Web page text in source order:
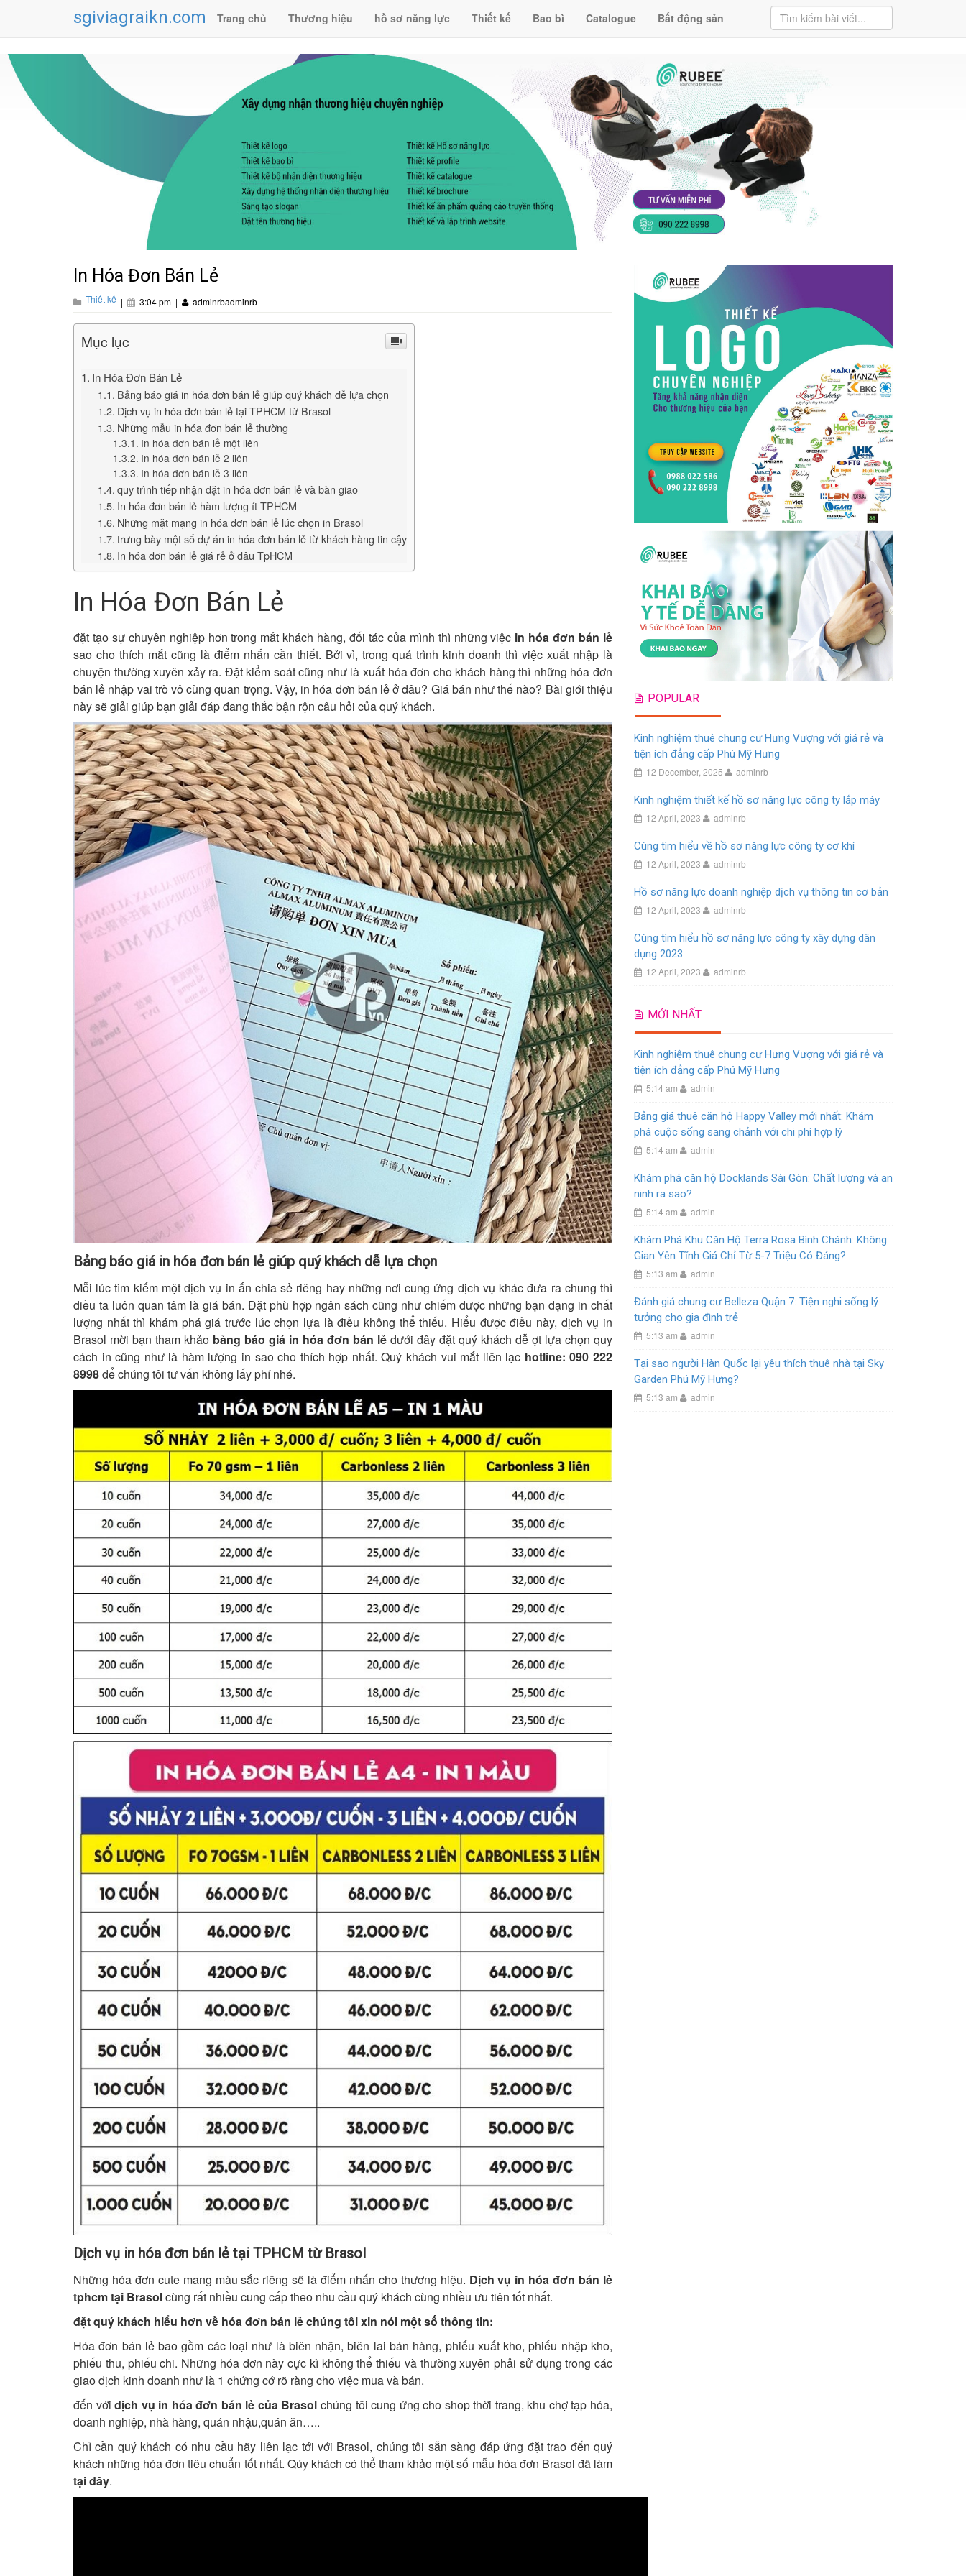
sgiviagraikn.com Trang chủ Thương hiệu hồ sơ năng lực Thiết kế Bao bì Catalogue Bất động sản
In Hóa Đơn Bán Lẻ
Thiết kế | 3:04 pm | adminrbadminrb
Mục lục
In Hóa Đơn Bán Lẻ
Bảng báo giá in hóa đơn bán lẻ giúp quý khách dễ lựa chọn
Dịch vụ in hóa đơn bán lẻ tại TPHCM từ Brasol
Những mẫu in hóa đơn bán lẻ thường
In hóa đơn bán lẻ một liên
In hóa đơn bán lẻ 2 liên
In hóa đơn bán lẻ 3 liên
quy trình tiếp nhận đặt in hóa đơn bán lẻ và bàn giao
In hóa đơn bán lẻ hàm lượng ít TPHCM
Những mặt mạng in hóa đơn bán lẻ lúc chọn in Brasol
trưng bày một số dự án in hóa đơn bán lẻ từ khách hàng tin cậy
In hóa đơn bán lẻ giá rẻ ở đâu TpHCM
In Hóa Đơn Bán Lẻ
đặt tạo sự chuyên nghiệp hơn trong mắt khách hàng, đối tác của mình thì những việc in hóa đơn bán lẻ
sao cho thích mắt cũng là điểm nhấn cần thiết. Bởi vì, trong quá trình kinh doanh thì việc xuất nhập là
chuyện thường xuyên xảy ra. Đặt kiểm soát cũng như là xuất hóa đơn cho khách hàng thì những hóa đơn
bán lẻ nhập vai trò vô cùng quan trọng. Vậy, in hóa đơn bán lẻ ở đâu? Giá bán như thế nào? Bài giới thiệu
này sẽ giải giúp bạn giải đáp đang thắc bận rộn câu hỏi của quý khách.
Bảng báo giá in hóa đơn bán lẻ giúp quý khách dễ lựa chọn
Mỗi lúc tìm kiếm một dịch vụ in ấn chia sẻ riêng hay những nơi cung ứng dịch vụ khác đưa ra chung thì
điều ta luôn quan tâm là giá bán. Đặt phù hợp ngân sách cũng như chiếm được những bạn dạng in chất
lượng nhất thì khám phá giá trước lúc chọn lựa là điều không thể thiếu. Hiểu được điều này, dịch vụ in
Brasol mời bạn tham khảo bảng báo giá in hóa đơn bán lẻ dưới đây đặt quý khách dễ ợt lựa chọn quy
cách in cũng như là hàm lượng in sao cho thích hợp nhất. Quý khách vui mắt liên lạc hotline: 090 222
8998để chúng tôi tư vấn không lấy phí nhé.
Dịch vụ in hóa đơn bán lẻ tại TPHCM từ Brasol
Những hóa đơn cute mang màu sắc riêng sẽ là điểm nhấn cho thương hiệu. Dịch vụ in hóa đơn bán lẻ
tphcm tại Brasolcùng rất nhiều cung cấp theo nhu cầu quý khách cùng nhiều ưu tiên tốt nhất.
đặt quý khách hiểu hơn về hóa đơn bán lẻ chúng tôi xin nói một số thông tin:
Hóa đơn bán lẻ bao gồm các loại như là biên nhận, biên lai bán hàng, phiếu xuất kho, phiếu nhập kho,
phiếu thu, phiếu chi. Những hóa đơn này cực kì không thể thiếu và thường xuyên phải sử dụng trong các
giao dịch kinh doanh như là 1 chứng cớ rõ ràng cho việc mua và bán.
đến vớidịch vụ in hóa đơn bán lẻ của Brasol chúng tôi cung ứng cho shop thời trang, khu chợ tạp hóa,
doanh nghiệp, nhà hàng, quán nhậu,quán ăn…..
Chỉ cần quý khách có nhu cầu hãy liên lạc tới với Brasol, chúng tôi sẵn sàng đáp ứng đặt trao đến quý
khách những hóa đơn tiêu chuẩn tốt nhất. Qúy khách có thể tham khảo một số mẫu hóa đơn Brasol đã làm
tại đây.
POPULAR
Kinh nghiệm thuê chung cư Hưng Vượng với giá rẻ và
tiện ích đẳng cấp Phú Mỹ Hưng
12 December, 2025 adminrb
Kinh nghiệm thiết kế hồ sơ năng lực công ty lắp máy
12 April, 2023 adminrb
Cùng tìm hiểu về hồ sơ năng lực công ty cơ khí
12 April, 2023 adminrb
Hồ sơ năng lực doanh nghiệp dịch vụ thông tin cơ bản
12 April, 2023 adminrb
Cùng tìm hiểu hồ sơ năng lực công ty xây dựng dân
dụng 2023
12 April, 2023 adminrb
MỚI NHẤT
Kinh nghiệm thuê chung cư Hưng Vượng với giá rẻ và
tiện ích đẳng cấp Phú Mỹ Hưng
5:14 am admin
Bảng giá thuê căn hộ Happy Valley mới nhất: Khám
phá cuộc sống sang chảnh với chi phí hợp lý
5:14 am admin
Khám phá căn hộ Docklands Sài Gòn: Chất lượng và an
ninh ra sao?
5:14 am admin
Khám Phá Khu Căn Hộ Terra Rosa Bình Chánh: Không
Gian Yên Tĩnh Giá Chỉ Từ 5-7 Triệu Có Đáng?
5:13 am admin
Đánh giá chung cư Belleza Quận 7: Tiện nghi sống lý
tưởng cho gia đình trẻ
5:13 am admin
Tại sao người Hàn Quốc lại yêu thích thuê nhà tại Sky
Garden Phú Mỹ Hưng?
5:13 am admin